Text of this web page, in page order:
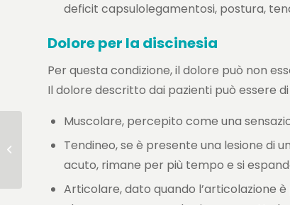
deficit capsulolegamentosi, postura,
Dolore per la discinesia
Per questa condizione, il dolore può non
Il dolore descritto dai pazienti può essere
Muscolare, percepito come una
Tendineo, se è presente una lesione di
acuto, rimane per più tempo e si
Articolare, dato quando l’articolazione
LA SCOLIOSI